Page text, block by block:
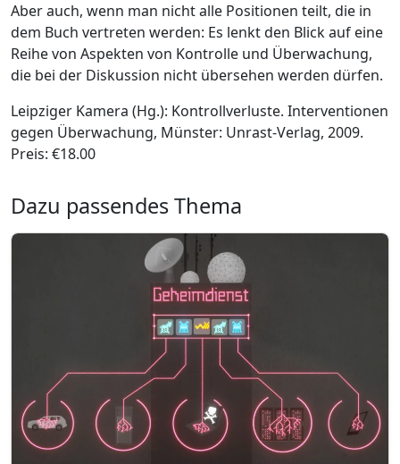
Aber auch, wenn man nicht alle Positionen teilt, die in
dem Buch vertreten werden: Es lenkt den Blick auf eine
Reihe von Aspekten von Kontrolle und Überwachung,
die bei der Diskussion nicht übersehen werden dürfen.
Leipziger Kamera (Hg.): Kontrollverluste. Interventionen
gegen Überwachung, Münster: Unrast-Verlag, 2009.
Preis: €18.00
Dazu passendes Thema